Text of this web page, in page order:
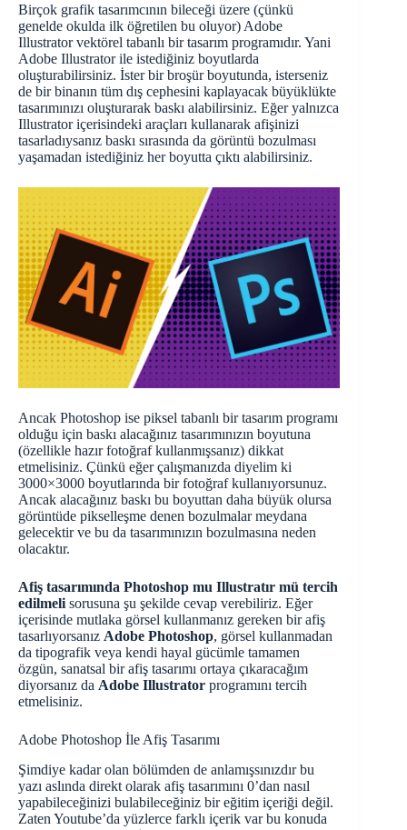
Birçok grafik tasarımcının bileceği üzere (çünkü
genelde okulda ilk öğretilen bu oluyor) Adobe
Illustrator vektörel tabanlı bir tasarım programıdır. Yani
Adobe Illustrator ile istediğiniz boyutlarda
oluşturabilirsiniz. İster bir broşür boyutunda, isterseniz
de bir binanın tüm dış cephesini kaplayacak büyüklükte
tasarımınızı oluşturarak baskı alabilirsiniz. Eğer yalnızca
Illustrator içerisindeki araçları kullanarak afişinizi
tasarladıysanız baskı sırasında da görüntü bozulması
yaşamadan istediğiniz her boyutta çıktı alabilirsiniz.
Ancak Photoshop ise piksel tabanlı bir tasarım programı
olduğu için baskı alacağınız tasarımınızın boyutuna
(özellikle hazır fotoğraf kullanmışsanız) dikkat
etmelisiniz. Çünkü eğer çalışmanızda diyelim ki
3000×3000 boyutlarında bir fotoğraf kullanıyorsunuz.
Ancak alacağınız baskı bu boyuttan daha büyük olursa
görüntüde pikselleşme denen bozulmalar meydana
gelecektir ve bu da tasarımınızın bozulmasına neden
olacaktır.
Afiş tasarımında Photoshop mu Illustratır mü tercih
edilmeli sorusuna şu şekilde cevap verebiliriz. Eğer
içerisinde mutlaka görsel kullanmanız gereken bir afiş
tasarlıyorsanız Adobe Photoshop, görsel kullanmadan
da tipografik veya kendi hayal gücümle tamamen
özgün, sanatsal bir afiş tasarımı ortaya çıkaracağım
diyorsanız da Adobe Illustrator programını tercih
etmelisiniz.
Adobe Photoshop İle Afiş Tasarımı
Şimdiye kadar olan bölümden de anlamışsınızdır bu
yazı aslında direkt olarak afiş tasarımını 0’dan nasıl
yapabileceğinizi bulabileceğiniz bir eğitim içeriği değil.
Zaten Youtube’da yüzlerce farklı içerik var bu konuda